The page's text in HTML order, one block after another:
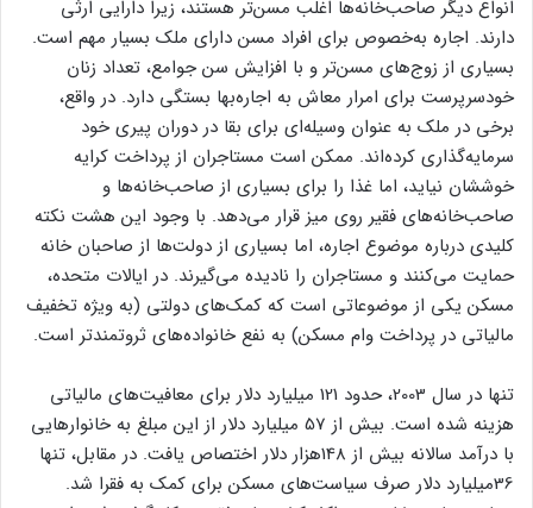
انواع دیگر صاحب‌خانه‌‌‌‌ها اغلب مسن‌‌‌‌تر هستند، زیرا دارایی ارثی
دارند. اجاره به‌خصوص برای افراد مسن دارای ملک بسیار مهم است.
بسیاری از زوج‌‌‌‌های مسن‌‌‌‌تر و با افزایش سن جوامع، تعداد زنان
خودسرپرست برای امرار معاش به اجاره‌‌‌‌بها بستگی دارد. در واقع،
برخی در ملک به عنوان وسیله‌‌‌‌ای برای بقا در دوران پیری خود
سرمایه‌‌‌‌گذاری کرده‌‌‌‌اند. ممکن است مستاجران از پرداخت کرایه
خوششان نیاید، اما غذا را برای بسیاری از صاحب‌خانه‌‌‌‌ها و
صاحب‌خانه‌‌‌‌های فقیر روی میز قرار می‌دهد. با وجود این هشت نکته
کلیدی درباره موضوع اجاره، اما بسیاری از دولت‌‌‌‌ها از صاحبان خانه
حمایت می‌کنند و مستاجران را نادیده می‌‌‌‌گیرند. در ایالات متحده،
مسکن یکی از موضوعاتی است که کمک‌‌‌‌های دولتی (به ویژه تخفیف
مالیاتی در پرداخت وام مسکن) به نفع خانواده‌‌‌‌های ثروتمندتر است.
تنها در سال 2003، حدود 121 میلیارد دلار برای معافیت‌‌‌‌های مالیاتی
هزینه شده است. بیش از 57 میلیارد دلار از این مبلغ به خانوارهایی
با درآمد سالانه بیش از 148هزار دلار اختصاص یافت. در مقابل، تنها
36میلیارد دلار صرف سیاست‌‌‌‌های مسکن برای کمک به فقرا شد.